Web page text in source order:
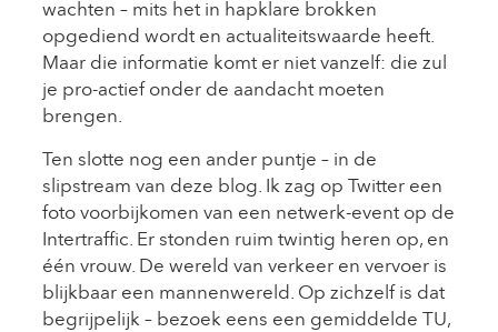
wachten – mits het in hapklare brokken
opgediend wordt en actualiteitswaarde heeft.
Maar die informatie komt er niet vanzelf: die zul
je pro-actief onder de aandacht moeten
brengen.
Ten slotte nog een ander puntje – in de
slipstream van deze blog. Ik zag op Twitter een
foto voorbijkomen van een netwerk-event op de
Intertraffic. Er stonden ruim twintig heren op, en
één vrouw. De wereld van verkeer en vervoer is
blijkbaar een mannenwereld. Op zichzelf is dat
begrijpelijk – bezoek eens een gemiddelde TU,